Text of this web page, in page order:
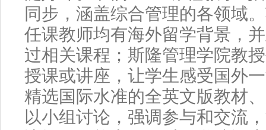
同步，涵盖综合管理的各领域
任课教师均有海外留学背景，
过相关课程；斯隆管理学院教
授课或讲座，让学生感受国外
精选国际水准的全英文版教材
以小组讨论，强调参与和交流